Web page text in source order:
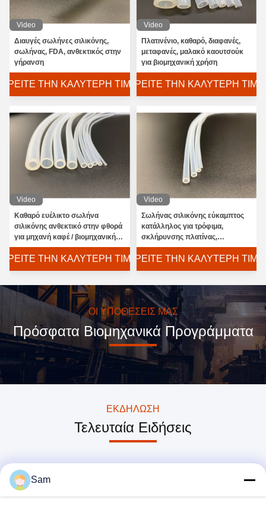
Video
Διαυγές σωλήνες σιλικόνης,
σωλήνας, FDA, ανθεκτικός στην
γήρανση
ΒΡΕΊΤΕ ΤΗΝ ΚΑΛΎΤΕΡΗ ΤΙΜΉ
Video
Πλατινένιο, καθαρό, διαφανές,
μεταφανές, μαλακό καουτσούκ
για βιομηχανική χρήση
ΒΡΕΊΤΕ ΤΗΝ ΚΑΛΎΤΕΡΗ ΤΙΜΉ
Video
Καθαρό ευέλικτο σωλήνα
σιλικόνης ανθεκτικό στην φθορά
για μηχανή καφέ / βιομηχανική
μηχανή
ΒΡΕΊΤΕ ΤΗΝ ΚΑΛΎΤΕΡΗ ΤΙΜΉ
Video
Σωλήνας σιλικόνης εύκαμπτος
κατάλληλος για τρόφιμα,
σκλήρυνσης πλατίνας,
ανθεκτικός στη γήρανση
ΒΡΕΊΤΕ ΤΗΝ ΚΑΛΎΤΕΡΗ ΤΙΜΉ
ΟΙ ΥΠΟΘΈΣΕΙΣ ΜΑΣ
Πρόσφατα Βιομηχανικά Προγράμματα
ΕΚΔΉΛΩΣΗ
Τελευταία Ειδήσεις
Sam